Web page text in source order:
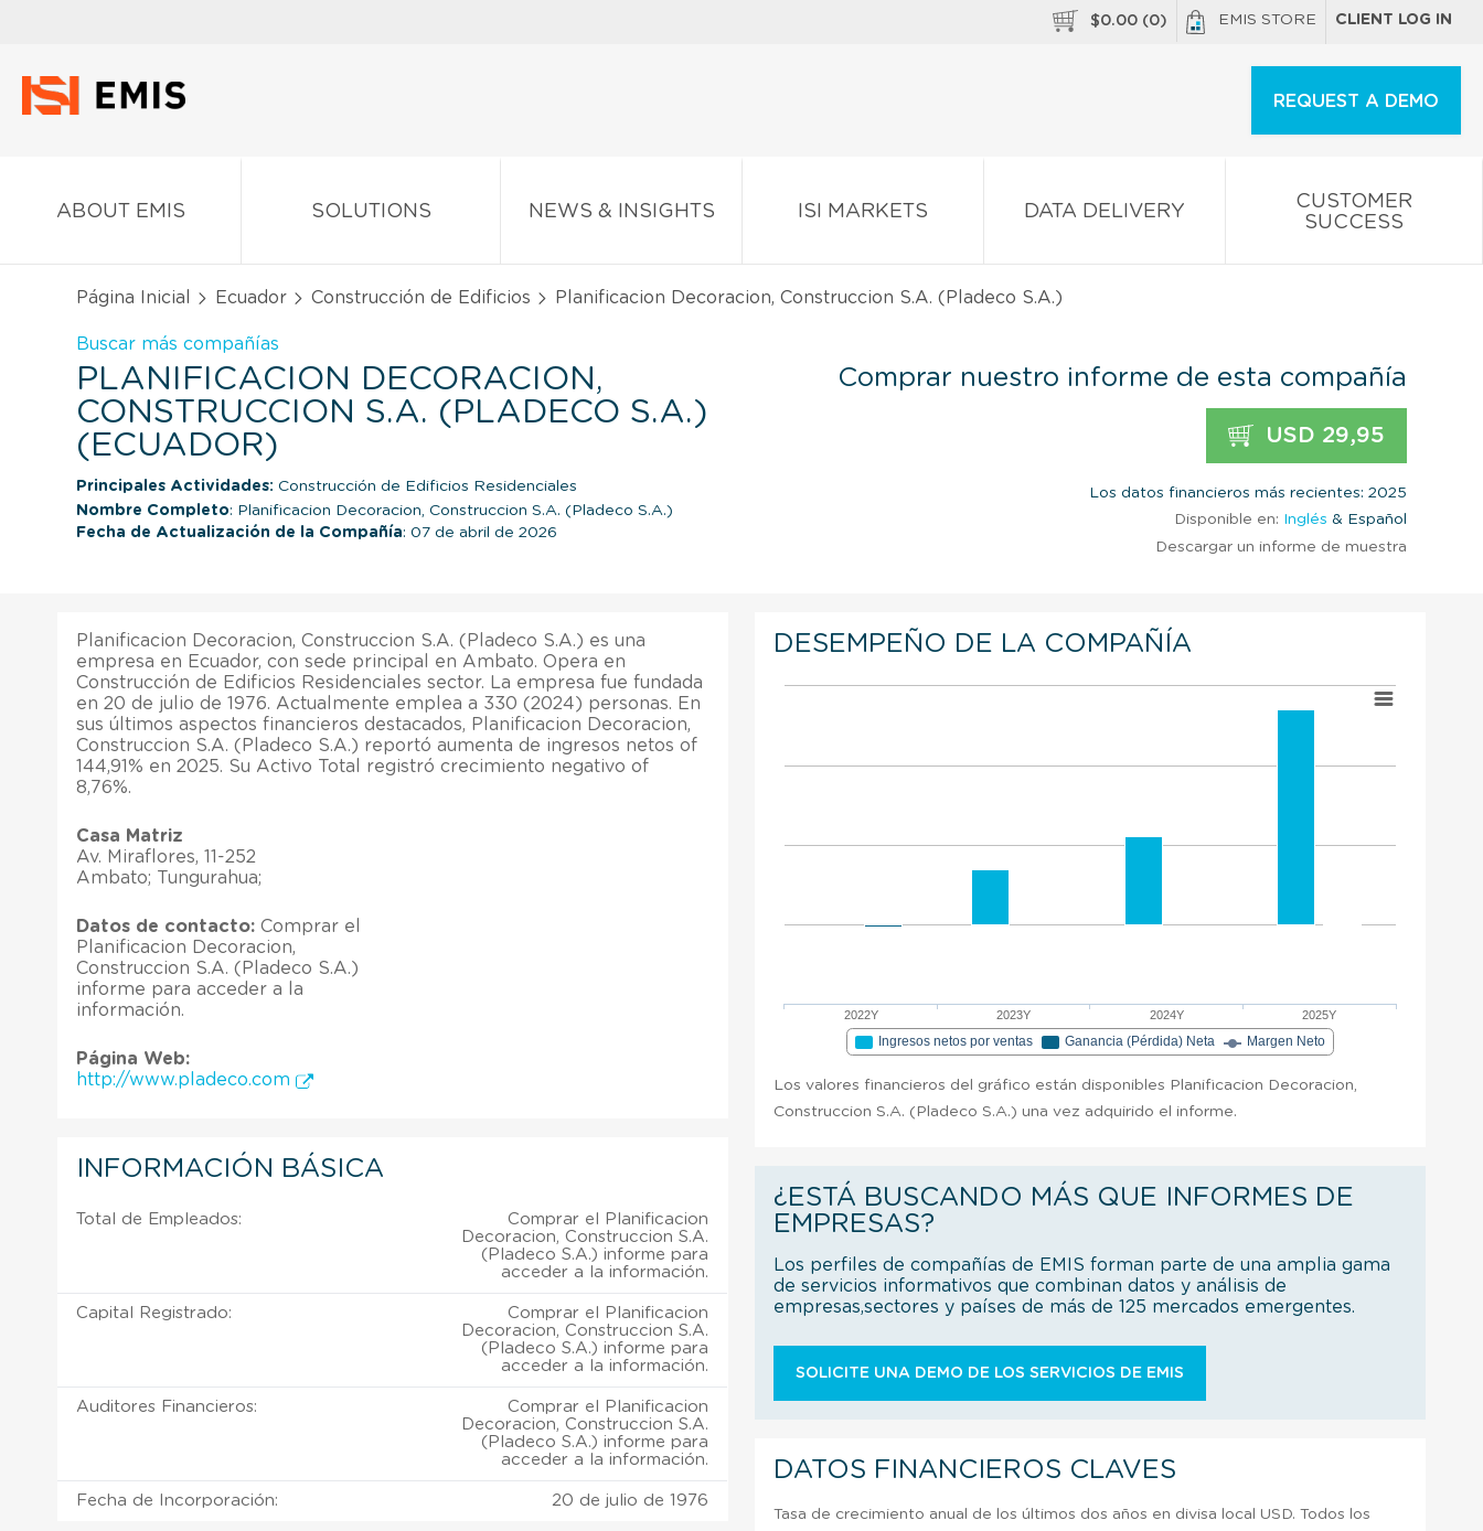
$0.00 (0) EMIS STORE CLIENT LOG IN
REQUEST A DEMO
ABOUT EMIS SOLUTIONS NEWS & INSIGHTS ISI MARKETS DATA DELIVERY
CUSTOMER
SUCCESS
Página Inicial Ecuador Construcción de Edificios Planificacion Decoracion, Construccion S.A. (Pladeco S.A.)
Buscar más compañías
PLANIFICACION DECORACION,
CONSTRUCCION S.A. (PLADECO S.A.)
(ECUADOR)
Principales Actividades: Construcción de Edificios Residenciales
Nombre Completo: Planificacion Decoracion, Construccion S.A. (Pladeco S.A.)
Fecha de Actualización de la Compañía: 07 de abril de 2026
Comprar nuestro informe de esta compañía
USD 29,95
Los datos financieros más recientes: 2025
Disponible en: Inglés & Español
Descargar un informe de muestra
Planificacion Decoracion, Construccion S.A. (Pladeco S.A.) es una
empresa en Ecuador, con sede principal en Ambato. Opera en
Construcción de Edificios Residenciales sector. La empresa fue fundada
en 20 de julio de 1976. Actualmente emplea a 330 (2024) personas. En
sus últimos aspectos financieros destacados, Planificacion Decoracion,
Construccion S.A. (Pladeco S.A.) reportó aumenta de ingresos netos of
144,91% en 2025. Su Activo Total registró crecimiento negativo of
8,76%.
Casa Matriz
Av. Miraflores, 11-252
Ambato; Tungurahua;
Datos de contacto: Comprar el
Planificacion Decoracion,
Construccion S.A. (Pladeco S.A.)
informe para acceder a la
información.
Página Web:
http://www.pladeco.com
INFORMACIÓN BÁSICA
Total de Empleados:
Comprar el Planificacion
Decoracion, Construccion S.A.
(Pladeco S.A.) informe para
acceder a la información.
Capital Registrado:
Comprar el Planificacion
Decoracion, Construccion S.A.
(Pladeco S.A.) informe para
acceder a la información.
Auditores Financieros:
Comprar el Planificacion
Decoracion, Construccion S.A.
(Pladeco S.A.) informe para
acceder a la información.
Fecha de Incorporación: 20 de julio de 1976
DESEMPEÑO DE LA COMPAÑÍA
2022Y 2023Y 2024Y 2025Y
Ingresos netos por ventas Ganancia (Pérdida) Neta Margen Neto
Los valores financieros del gráfico están disponibles Planificacion Decoracion,
Construccion S.A. (Pladeco S.A.) una vez adquirido el informe.
¿ESTÁ BUSCANDO MÁS QUE INFORMES DE
EMPRESAS?
Los perfiles de compañías de EMIS forman parte de una amplia gama
de servicios informativos que combinan datos y análisis de
empresas,sectores y países de más de 125 mercados emergentes.
SOLICITE UNA DEMO DE LOS SERVICIOS DE EMIS
DATOS FINANCIEROS CLAVES
Tasa de crecimiento anual de los últimos dos años en divisa local USD. Todos los